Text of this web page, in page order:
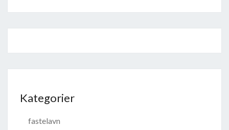
Kategorier
fastelavn